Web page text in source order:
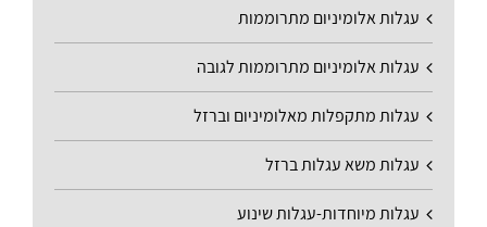
עגלות אלומיניום מתרוממות
עגלות אלומיניום מתרוממות לגובה
עגלות מתקפלות מאלומיניום וברזל
עגלות משא עגלות ברזל
עגלות מיוחדות-עגלות שינוע